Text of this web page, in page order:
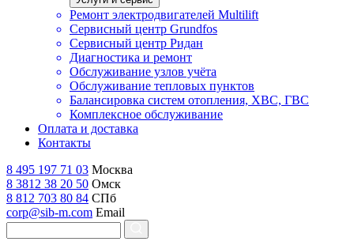
Ремонт электродвигателей Multilift
Сервисный центр Grundfos
Сервисный центр Ридан
Диагностика и ремонт
Обслуживание узлов учёта
Обслуживание тепловых пунктов
Балансировка систем отопления, ХВС, ГВС
Комплексное обслуживание
Оплата и доставка
Контакты
8 495 197 71 03 Москва
8 3812 38 20 50 Омск
8 812 703 80 84 СПб
corp@sib-m.com Email